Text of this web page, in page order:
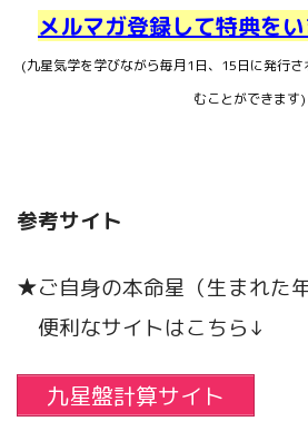
メルマガ登録して特典を
(九星気学を学びながら毎月1日、15日に発行
むことができます)
参考サイト
★ご自身の本命星（生まれた
便利なサイトはこちら↓
九星盤計算サイト